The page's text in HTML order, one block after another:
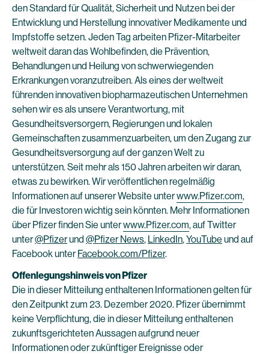
den Standard für Qualität, Sicherheit und Nutzen bei der
Entwicklung und Herstellung innovativer Medikamente und
Impfstoffe setzen. Jeden Tag arbeiten Pfizer-Mitarbeiter
weltweit daran das Wohlbefinden, die Prävention,
Behandlungen und Heilung von schwerwiegenden
Erkrankungen voranzutreiben. Als eines der weltweit
führenden innovativen biopharmazeutischen Unternehmen
sehen wir es als unsere Verantwortung, mit
Gesundheitsversorgern, Regierungen und lokalen
Gemeinschaften zusammenzuarbeiten, um den Zugang zur
Gesundheitsversorgung auf der ganzen Welt zu
unterstützen. Seit mehr als 150 Jahren arbeiten wir daran,
etwas zu bewirken. Wir veröffentlichen regelmäßig
Informationen auf unserer Website unterwww.Pfizer.com,
die für Investoren wichtig sein könnten. Mehr Informationen
über Pfizer finden Sie unterwww.Pfizer.com, auf Twitter
unter@Pfizerund @Pfizer News, LinkedIn,YouTube und auf
Facebook unterFacebook.com/Pfizer.
Offenlegungshinweis von Pfizer
Die in dieser Mitteilung enthaltenen Informationen gelten für
den Zeitpunkt zum 23. Dezember 2020. Pfizer übernimmt
keine Verpflichtung, die in dieser Mitteilung enthaltenen
zukunftsgerichteten Aussagen aufgrund neuer
Informationen oder zukünftiger Ereignisse oder